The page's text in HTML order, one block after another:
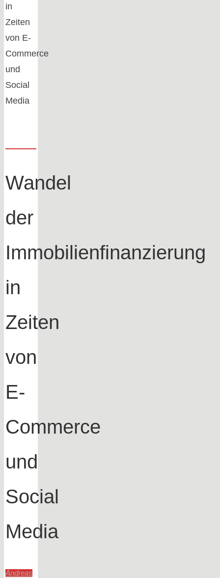
in
Zeiten
von E-
Commerce
und
Social
Media
Wandel
der
Immobilienfinanzierung
in
Zeiten
von
E-
Commerce
und
Social
Media
Andreas